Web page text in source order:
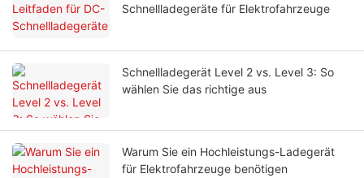
Schnellladegeräte für Elektrofahrzeuge
Schnellladegerät Level 2 vs. Level 3: So
wählen Sie das richtige aus
Warum Sie ein Hochleistungs-Ladegerät
für Elektrofahrzeuge benötigen